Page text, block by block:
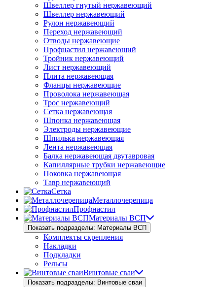
Швеллер гнутый нержавеющий
Швеллер нержавеющий
Рулон нержавеющий
Переход нержавеющий
Отводы нержавеющие
Профнастил нержавеющий
Тройник нержавеющий
Лист нержавеющий
Плита нержавеющая
Фланцы нержавеющие
Проволока нержавеющая
Трос нержавеющий
Сетка нержавеющая
Шпонка нержавеющая
Электроды нержавеющие
Шпилька нержавеющая
Лента нержавеющая
Балка нержавеющая двутавровая
Капиллярные трубки нержавеющие
Поковка нержавеющая
Тавр нержавеющий
Сетка
Металлочерепица
Профнастил
Материалы ВСП
Показать подразделы: Материалы ВСП
Комплекты скрепления
Накладки
Подкладки
Рельсы
Винтовые сваи
Показать подразделы: Винтовые сваи